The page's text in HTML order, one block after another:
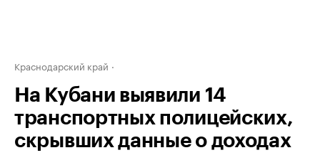
Краснодарский край
На Кубани выявили 14
транспортных полицейских,
скрывших данные о доходах